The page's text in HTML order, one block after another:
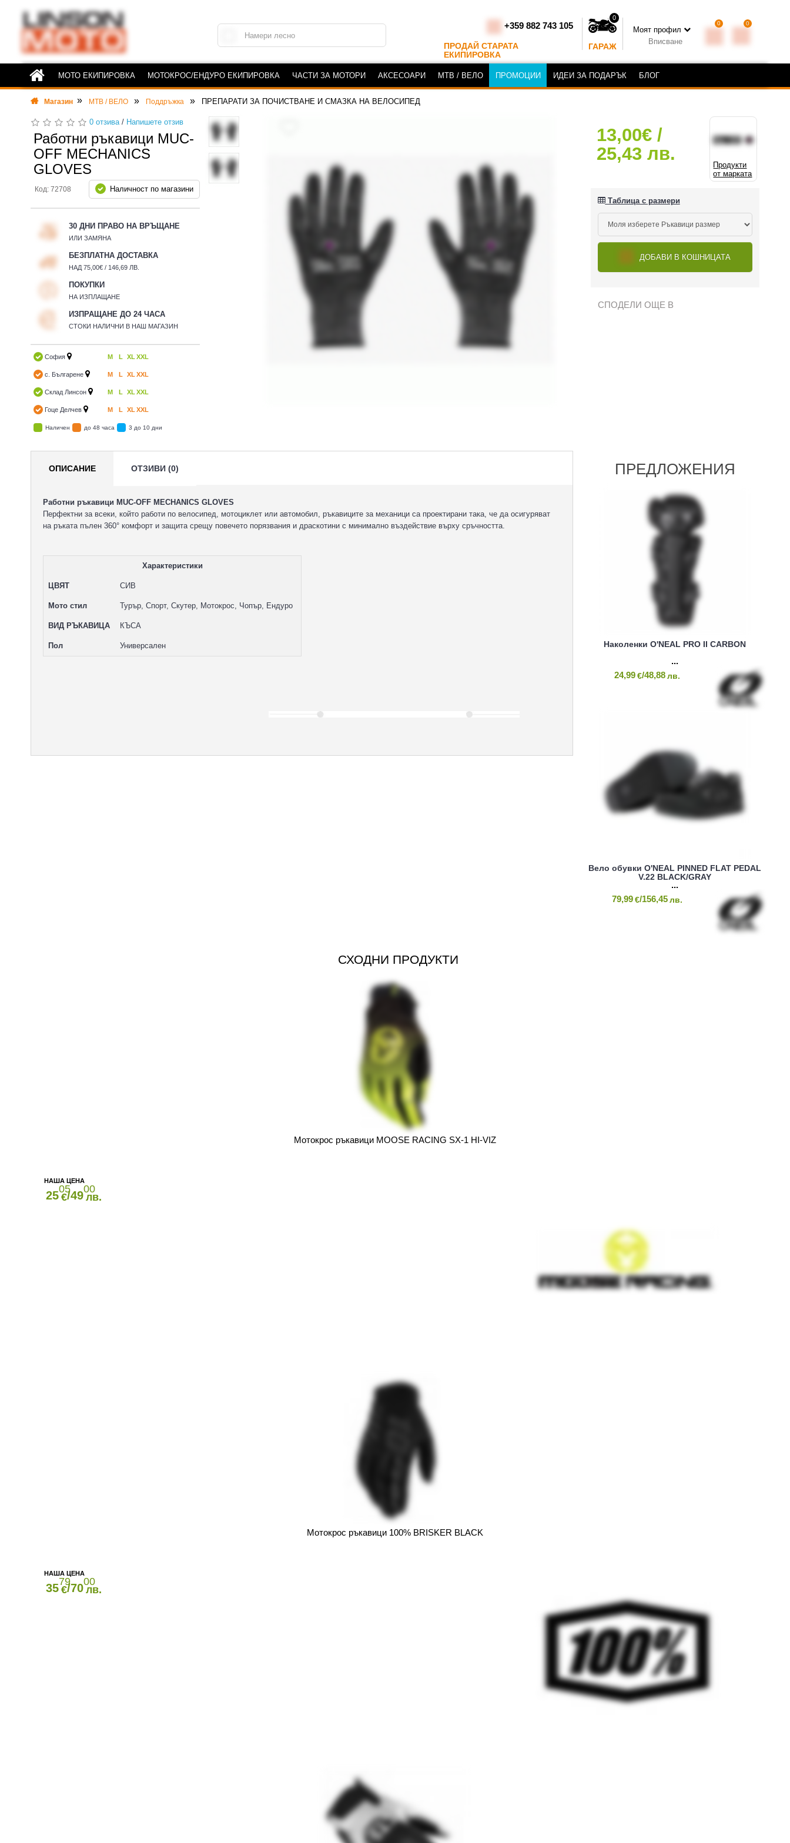
+359 882 743 105
ПРОДАЙ СТАРАТА
ЕКИПИРОВКА
0
ГАРАЖ
Моят профил
Вписване
0 0
МОТО ЕКИПИРОВКА МОТОКРОС/ЕНДУРО ЕКИПИРОВКА ЧАСТИ ЗА МОТОРИ АКСЕСОАРИ MTB / ВЕЛО ПРОМОЦИИ ИДЕИ ЗА ПОДАРЪК БЛОГ
Магазин MTB / ВЕЛО Поддръжка ПРЕПАРАТИ ЗА ПОЧИСТВАНЕ И СМАЗКА НА ВЕЛОСИПЕД
0 отзива/ Напишете отзив
Работни ръкавици MUC-
OFF MECHANICS
GLOVES
Код: 72708 Наличност по магазини
30 ДНИ ПРАВО НА ВРЪЩАНЕ
ИЛИ ЗАМЯНА
БЕЗПЛАТНА ДОСТАВКА
НАД 75,00€ / 146,69 ЛВ.
ПОКУПКИ
НА ИЗПЛАЩАНЕ
ИЗПРАЩАНЕ ДО 24 ЧАСА
СТОКИ НАЛИЧНИ В НАШ МАГАЗИН
София M L XL XXL
с. Българене M L XL XXL
Склад Линсон M L XL XXL
Гоце Делчев M L XL XXL
Наличен до 48 часа 3 до 10 дни
Продукти
от марката
13,00€ /
25,43 лв.
Таблица с размери
ДОБАВИ В КОШНИЦАТА
СПОДЕЛИ ОЩЕ В
ОПИСАНИЕ ОТЗИВИ (0)
Работни ръкавици MUC-OFF MECHANICS GLOVES
Перфектни за всеки, който работи по велосипед, мотоциклет или автомобил, ръкавиците за механици са проектирани така, че да осигуряват
на ръката пълен 360° комфорт и защита срещу повечето порязвания и драскотини с минимално въздействие върху сръчността.
Характеристики
ЦВЯТ СИВ
Мото стил Турър, Спорт, Скутер, Мотокрос, Чопър, Ендуро
ВИД РЪКАВИЦА КЪСА
Пол Универсален
ПРЕДЛОЖЕНИЯ
Наколенки O'NEAL PRO II CARBON
24,99 €/48,88 лв.
Вело обувки O'NEAL PINNED FLAT PEDAL
V.22 BLACK/GRAY
79,99 €/156,45 лв.
СХОДНИ ПРОДУКТИ
Mотокрос ръкавици MOOSE RACING SX-1 HI-VIZ
2505
€/4900
лв.
Мотокрос ръкавици 100% BRISKER BLACK
3579
€/7000
лв.